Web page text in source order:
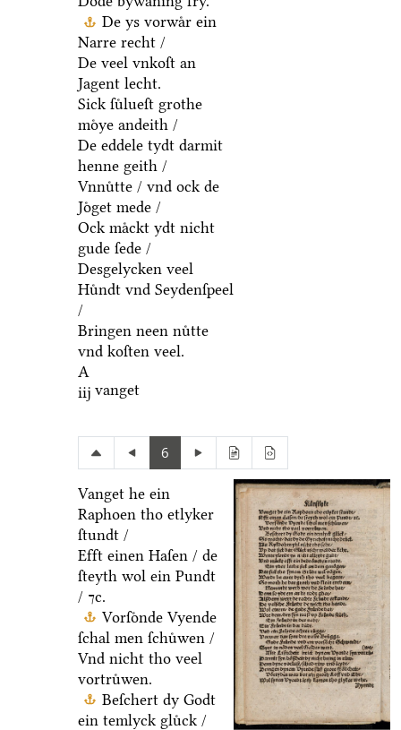
De ys vorwaͤr ein
Narre recht /
De veel vnkoſt an
Jagent lecht.
Sick ſuͤlueſt grothe
moͤye andeith /
De eddele tydt darmit
henne geith /
Vnnuͤtte / vnd ock de
Joͤget mede /
Ock maͤckt ydt nicht
gude ſede /
Desgelycken veel
Huͤndt vnd Seydenſpeel
/
Bringen neen nuͤtte
vnd koſten veel.
A
iij vanget
6
Vanget he ein
Raphoen tho etlyker
ſtundt /
Efft einen Haſen / de
ſteyth wol ein Pundt
/ ⁊c.
Vorſoͤnde Vyende
ſchal men ſchuͤwen /
Vnd nicht tho veel
vortruͤwen.
Beſchert dy Godt
ein temlyck gluͤck /